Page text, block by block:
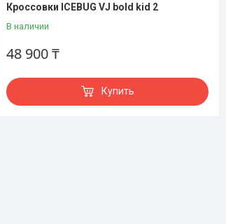
Кроссовки ICEBUG VJ bold kid 2
В наличии
48 900 ₸
Купить